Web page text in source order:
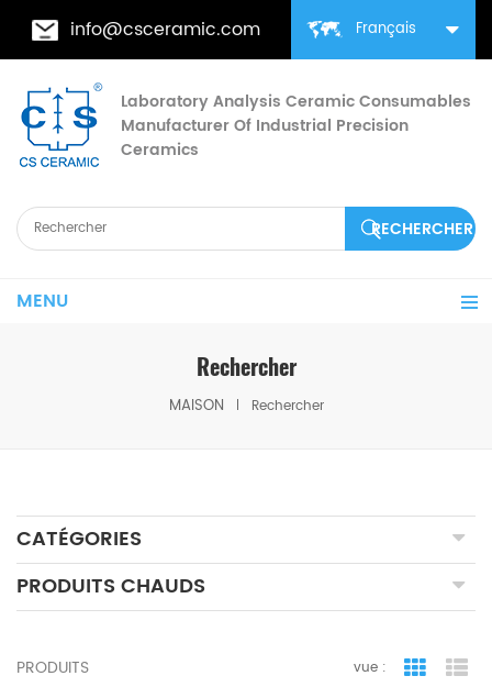
Français
info@csceramic.com
Laboratory Analysis Ceramic Consumables
Manufacturer Of Industrial Precision
Ceramics
MENU
Rechercher
MAISON Rechercher
CATÉGORIES
PRODUITS CHAUDS
PRODUITS vue : vue de